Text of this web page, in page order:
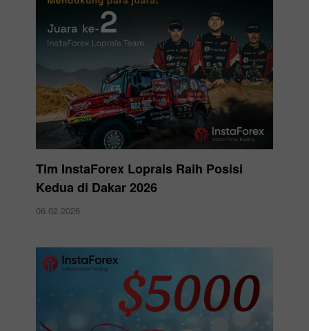
Tim InstaForex Loprais Raih Posisi
Kedua di Dakar 2026
06.02.2026